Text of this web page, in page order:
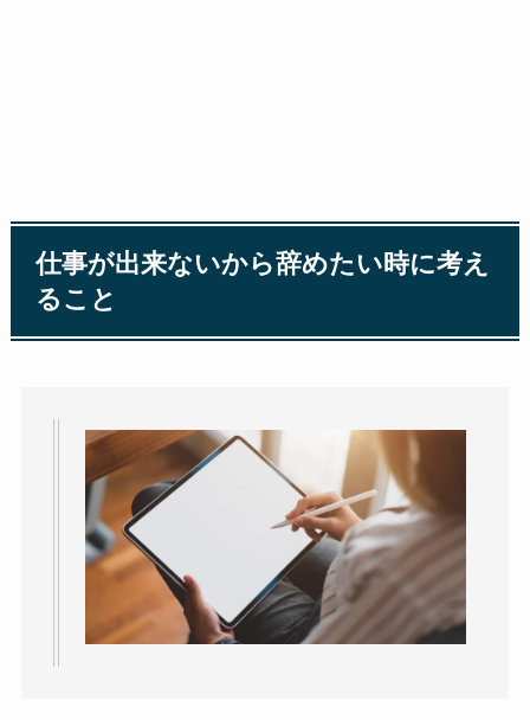
仕事が出来ないから辞めたい時に考え
ること